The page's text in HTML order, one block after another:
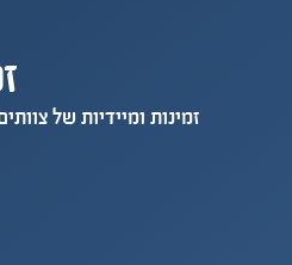
זמינות ומיידיות של